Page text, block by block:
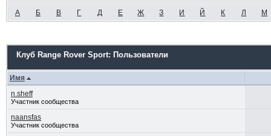
А Б В Г Д Е Ж З И Й К Л М
Клуб Range Rover Sport: Пользователи
Имя
n.sheff
Участник сообщества
naansfas
Участник сообщества